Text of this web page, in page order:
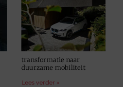
transformatie naar
duurzame mobiliteit
Lees verder »